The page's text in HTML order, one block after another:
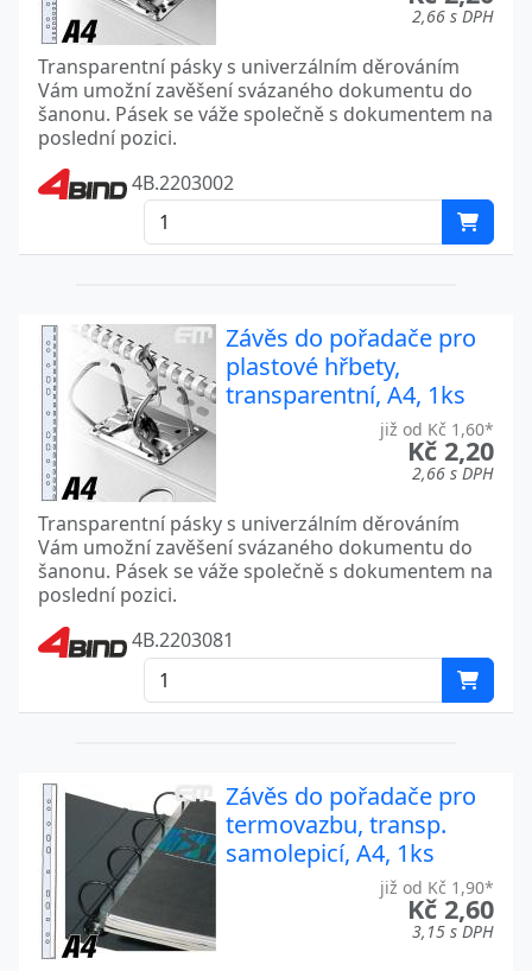
2,66 s DPH
Transparentní pásky s univerzálním děrováním
Vám umožní zavěšení svázaného dokumentu do
šanonu. Pásek se váže společně s dokumentem na
poslední pozici.
4B.2203002
Závěs do pořadače pro
plastové hřbety,
transparentní, A4, 1ks
již od Kč 1,60*
Kč 2,20
2,66 s DPH
Transparentní pásky s univerzálním děrováním
Vám umožní zavěšení svázaného dokumentu do
šanonu. Pásek se váže společně s dokumentem na
poslední pozici.
4B.2203081
Závěs do pořadače pro
termovazbu, transp.
samolepicí, A4, 1ks
již od Kč 1,90*
Kč 2,60
3,15 s DPH